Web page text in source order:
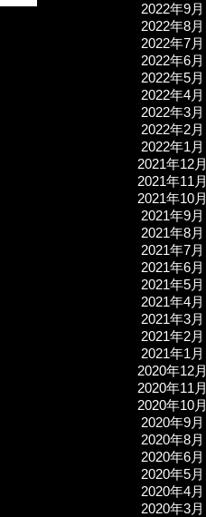
2022年9月
2022年8月
2022年7月
2022年6月
2022年5月
2022年4月
2022年3月
2022年2月
2022年1月
2021年12月
2021年11月
2021年10月
2021年9月
2021年8月
2021年7月
2021年6月
2021年5月
2021年4月
2021年3月
2021年2月
2021年1月
2020年12月
2020年11月
2020年10月
2020年9月
2020年8月
2020年6月
2020年5月
2020年4月
2020年3月